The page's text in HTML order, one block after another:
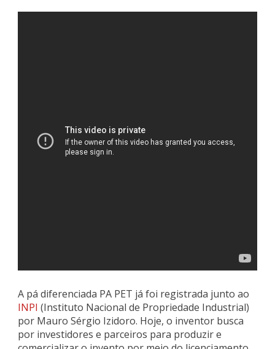
A pá diferenciada PA PET já foi registrada junto ao
INPI (Instituto Nacional de Propriedade Industrial)
por Mauro Sérgio Izidoro. Hoje, o inventor busca
por investidores e parceiros para produzir e